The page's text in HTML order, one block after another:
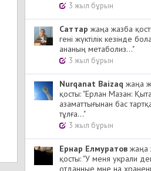
3 жыл бұрын
Cаттар жаңа жазба
гені жүктілік кезінде
ананың метаболиз..."
3 жыл бұрын
Nurqanat Baizaq жаңа
қосты: "Ерлан Мазан:
азаматтығынан бас
тұлға..."
3 жыл бұрын
Ернар Елмуратов жаңа
қосты: "У меня украли
отданные мне на